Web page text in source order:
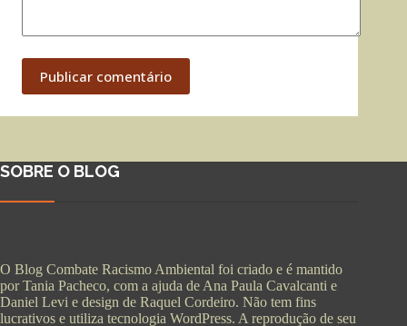
Publicar comentário
SOBRE O BLOG
O Blog Combate Racismo Ambiental foi criado e é mantido
por Tania Pacheco, com a ajuda de Ana Paula Cavalcanti e
Daniel Levi e design de Raquel Cordeiro. Não tem fins
lucrativos e utiliza tecnologia WordPress. A reprodução de seu